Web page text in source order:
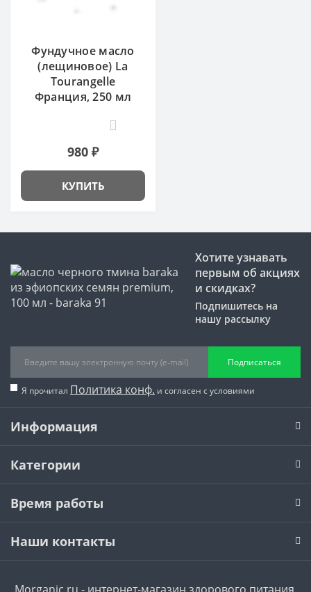
Фундучное масло
(лещиновое) La
Tourangelle
Франция, 250 мл
980 ₽
КУПИТЬ
Хотите узнавать
первым об акциях
и скидках?
Подпишитесь на
нашу рассылку
Подписаться
Я прочитал Политика конф. и согласен с условиями
Информация
Категории
Время работы
Наши контакты